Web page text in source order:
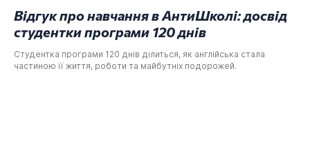
Відгук про навчання в АнтиШколі: досвід
студентки програми 120 днів
Студентка програми 120 днів ділиться, як англійська стала
частиною її життя, роботи та майбутніх подорожей.